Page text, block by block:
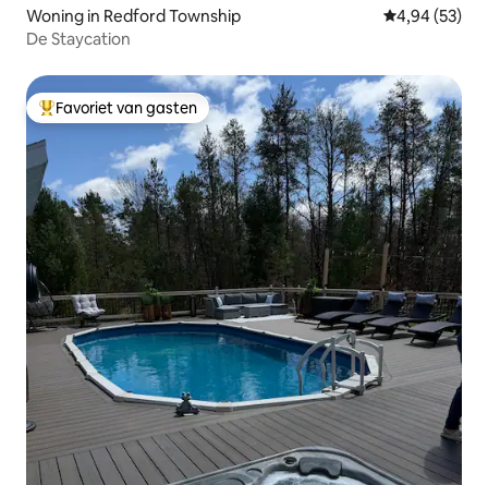
Woning in Redford Township Gemiddelde
4,94 (53)
De Staycation
Topfavoriet van gasten
Favoriet van gasten